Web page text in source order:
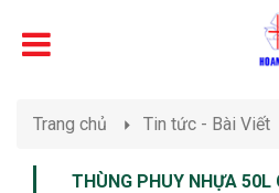
Trang chủ Tin tức - Bài Viết
THÙNG PHUY NHỰA 50L